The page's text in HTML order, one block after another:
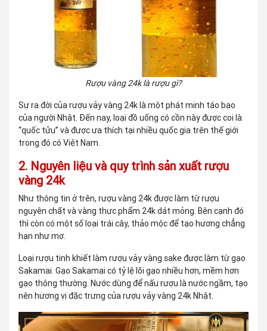
Rượu vàng 24k là rượu gì?
Sự ra đời của rượu vảy vàng 24k là một phát minh táo bạo
của người Nhật. Đến nay, loại đồ uống có cồn này được coi là
“quốc tửu” và được ưa thích tại nhiều quốc gia trên thế giới
trong đó có Việt Nam.
2. Nguyên liệu và quy trình sản xuất rượu
vàng 24k
Như thông tin ở trên, rượu vàng 24k được làm từ rượu
nguyên chất và vàng thực phẩm 24k dát mỏng. Bên cạnh đó
thì còn có một số loại trái cây, thảo mộc để tạo hương chẳng
hạn như mơ.
Loại rượu tinh khiết làm rượu vảy vàng sake được làm từ gạo
Sakamai. Gạo Sakamai có tỷ lệ lõi gạo nhiều hơn, mềm hơn
gạo thông thường. Nước dùng để nấu rượu là nước ngầm, tạo
nên hương vị đặc trưng của rượu vảy vàng 24k Nhật.